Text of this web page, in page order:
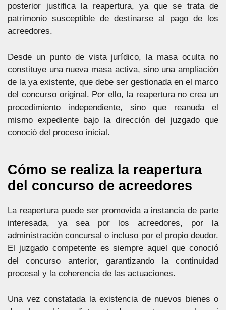
posterior justifica la reapertura, ya que se trata de
patrimonio susceptible de destinarse al pago de los
acreedores.
Desde un punto de vista jurídico, la masa oculta no
constituye una nueva masa activa, sino una ampliación
de la ya existente, que debe ser gestionada en el marco
del concurso original. Por ello, la reapertura no crea un
procedimiento independiente, sino que reanuda el
mismo expediente bajo la dirección del juzgado que
conoció del proceso inicial.
Cómo se realiza la reapertura
del concurso de acreedores
La reapertura puede ser promovida a instancia de parte
interesada, ya sea por los acreedores, por la
administración concursal o incluso por el propio deudor.
El juzgado competente es siempre aquel que conoció
del concurso anterior, garantizando la continuidad
procesal y la coherencia de las actuaciones.
Una vez constatada la existencia de nuevos bienes o